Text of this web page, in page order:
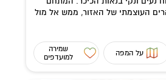
העוצמתי של האזור, ממש אל מול
על המפה
שמירה
למועדפים